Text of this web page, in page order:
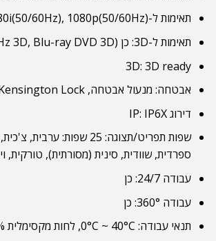
תאימות ל-2D: NTSC M/J, 3.58MHz, 4.43MHz PAL B/D/G/H/I/M/N, 4,43MHz SECAM B/D/G/K/K1/L, 4.25/4.4MHz 480i/p, 576i/p, 720p(50/60Hz), 1080i(50/60Hz), 1080p(50/60Hz)
תאימות ל-3D: כן (DLP 3D; PC frame sequential 120Hz 3D, Blu-ray DVD 3D)
3D: 3D ready
אבטחה: מנעול אבטחה, Kensington Lock, ממשק מוגן בסיסמה
דירוג IP: IP6X
שפות תפריט/תצוגה: 25
ספרדית, שוודית, סינית (מסורתית), טורקית,
עבודה 24/7: כן
עבודה 360°: כן
תנאי עבודה: 0°C ~ 40°C, לחות מקסימלית 80%, גובה מקסימלי 2,500 מטר